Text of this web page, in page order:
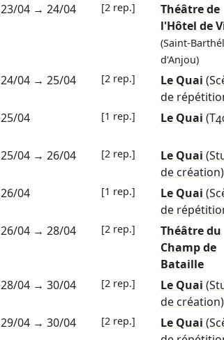
23/04→ 24/04 [2 rep.]
Théâtre de
l'Hôtel de
(Saint-
d'Anjou)
24/04→ 25/04 [2 rep.] Le Quai
de
25/04 [1 rep.] Le Quai
25/04→ 26/04 [2 rep.] Le Quai
de création)
26/04 [1 rep.] Le Quai
de
26/04→ 28/04 [2 rep.]
Théâtre du
Champ de
Bataille
28/04→ 30/04 [2 rep.] Le Quai
de création)
29/04→ 30/04 [2 rep.] Le Quai